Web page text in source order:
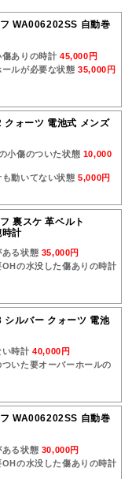
WA006202SS 自動巻
傷ありの時計45,000円
ールが必要な状態35,000円
クォーツ 電池式 メンズ
小傷のついた状態 10,000
も動いてない状態5,000円
裏スケ 革ベルト
腕時計
ある状態 35,000円
の水没した傷ありの時計
シルバー クォーツ 電池
い時計40,000円
いた要オーバーホールの
WA006202SS 自動巻
ある状態 30,000円
の水没した傷ありの時計